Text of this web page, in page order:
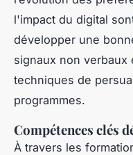
l'impact du digital
développer une
signaux non
techniques de
programmes.
Compétences clés
À travers les